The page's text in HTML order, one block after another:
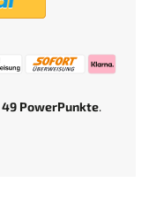
49 PowerPunkte.